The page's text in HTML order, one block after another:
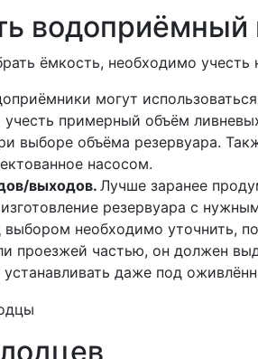
водоприёмный
ёмкость, необходимо учесть
могут
примерный объём
выборе объёма резервуара.
насосом.
выходов. Лучше заранее
резервуара с
необходимо уточнить,
проезжей частью, он должен
даже под